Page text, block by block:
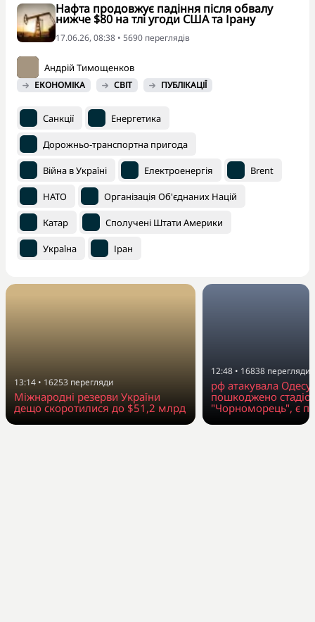
Нафта продовжує падіння після обвалу
нижче $80 на тлі угоди США та Ірану
17.06.26, 08:38 • 5690 переглядiв
Андрій Тимощенков
ЕКОНОМІКА СВІТ ПУБЛІКАЦІЇ
Санкції Енергетика
Дорожньо-транспортна пригода
Війна в Україні Електроенергія Brent
НАТО Організація Об'єднаних Націй
Катар Сполучені Штати Америки
Україна Іран
13:14 • 16253 перегляди
Міжнародні резерви України
дещо скоротилися до $51,2 млрд
12:48 • 16838 перегляди
рф атакувала
пошкоджено
"Чорноморець", є